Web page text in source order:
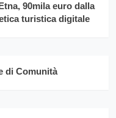
90mila euro dalla
turistica digitale
di Comunità